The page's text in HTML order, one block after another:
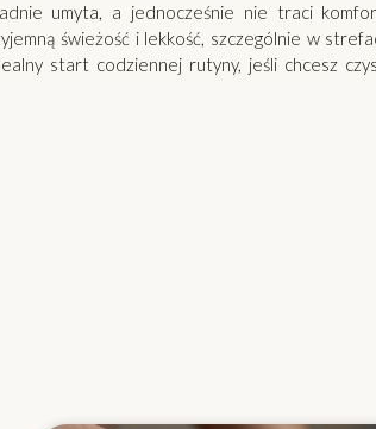
umyta, a jednocześnie nie traci
świeżość i lekkość, szczególnie w
start codziennej rutyny, jeśli chcesz